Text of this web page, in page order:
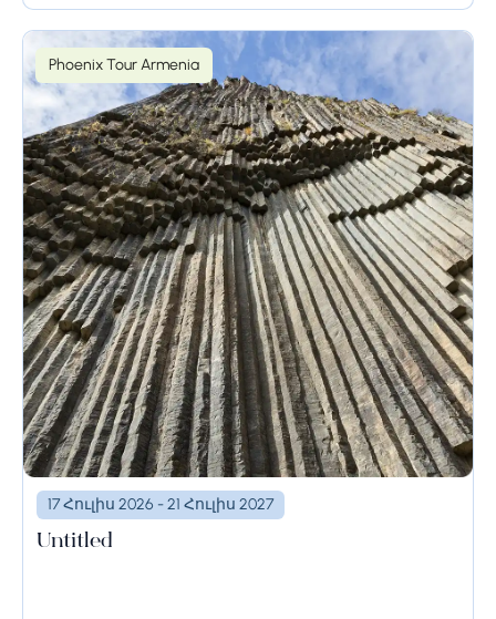
Phoenix Tour Armenia
17 Հուլիս 2026 - 21 Հուլիս 2027
Untitled